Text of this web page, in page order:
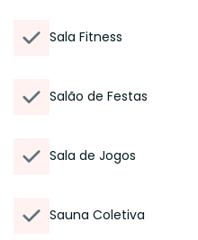
Sala Fitness
Salão de Festas
Sala de Jogos
Sauna Coletiva